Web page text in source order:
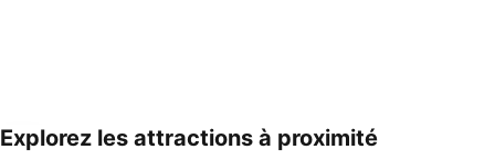
Explorez les attractions à proximité